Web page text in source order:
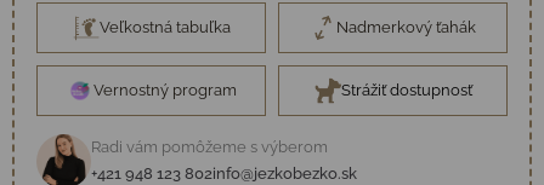
Veľkostná tabuľka Nadmerkový ťahák
Vernostný program Strážiť dostupnosť
Radi vám pomôžeme s výberom
+421 948 123 802info@jezkobezko.sk